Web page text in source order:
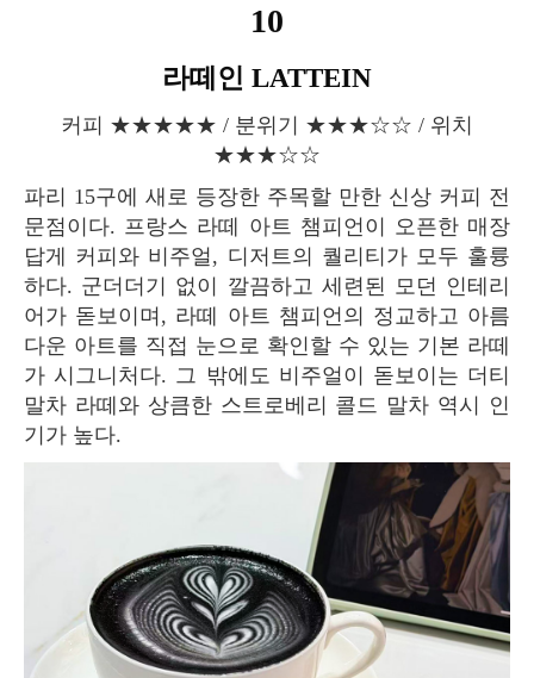
10
라떼인 LATTEIN
커피 ★★★★★ / 분위기 ★★★☆☆ / 위치
★★★☆☆
파리 15구에 새로 등장한 주목할 만한 신상 커피 전
문점이다. 프랑스 라떼 아트 챔피언이 오픈한 매장
답게 커피와 비주얼, 디저트의 퀄리티가 모두 훌륭
하다. 군더더기 없이 깔끔하고 세련된 모던 인테리
어가 돋보이며, 라떼 아트 챔피언의 정교하고 아름
다운 아트를 직접 눈으로 확인할 수 있는 기본 라떼
가 시그니처다. 그 밖에도 비주얼이 돋보이는 더티
말차 라떼와 상큼한 스트로베리 콜드 말차 역시 인
기가 높다.